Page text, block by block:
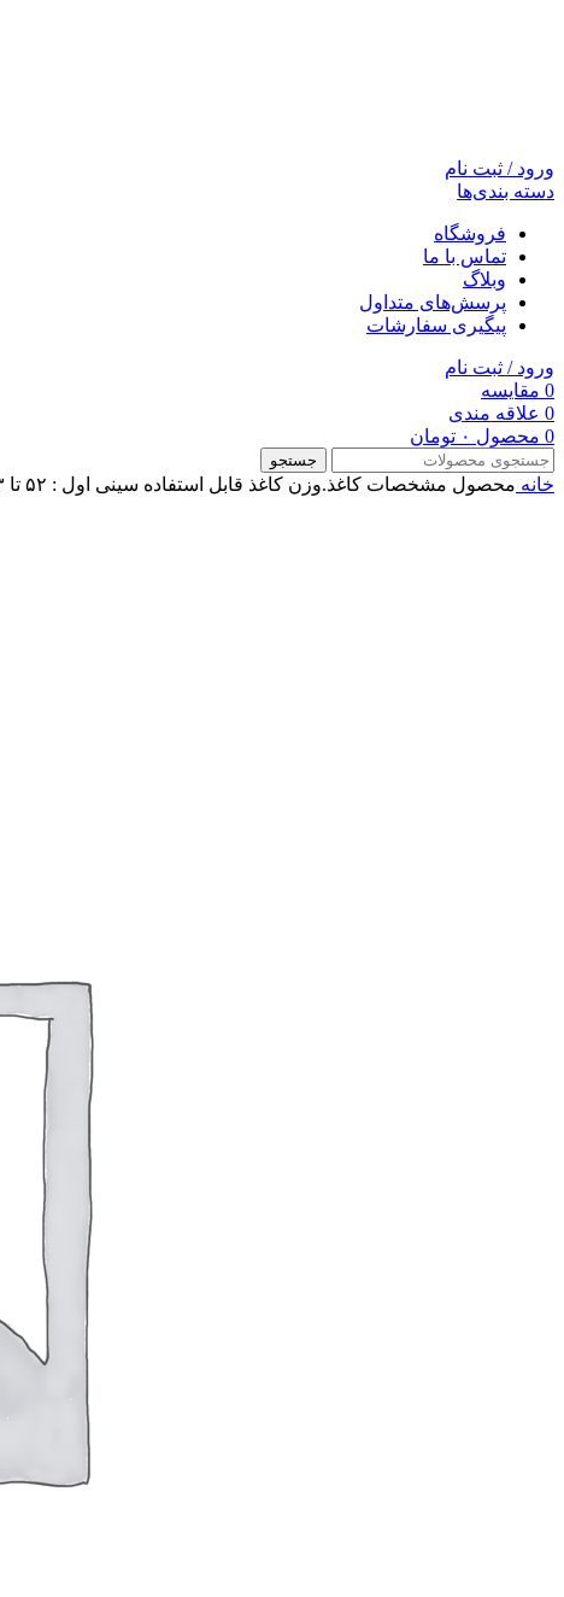
ورود / ثبت نام
دسته بندی‌ها
فروشگاه
تماس با ما
وبلاگ
پرسش‌های متداول
پیگیری سفارشات
ورود / ثبت نام
0 مقایسه
0 علاقه مندی
0 محصول ۰ تومان
جستجو
خانه محصول مشخصات کاغذ.وزن کاغذ قابل استفاده سینی اول : ۵۲ تا ۱۶۳ g/m² کاست : ۵۲ تا ۱۲۰ g/m² تغذیه خودکار : ۵۰ تا ۱۰۵ g/m²